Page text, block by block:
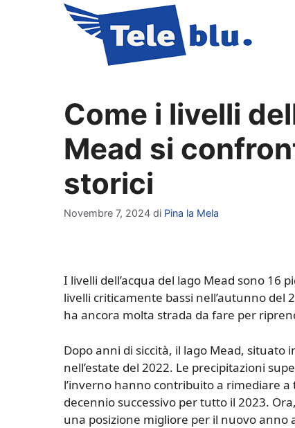
Come i livelli
Mead si
storici
Novembre 7, 2024 di Pina la Mela
I livelli dell’acqua del lago Mead sono
livelli criticamente bassi nell’autunno del
ha ancora molta strada da fare per
Dopo anni di siccità, il lago Mead, situato
nell’estate del 2022. Le precipitazioni
l’inverno hanno contribuito a rimediare
decennio successivo per tutto il 2023.
una posizione migliore per il nuovo anno